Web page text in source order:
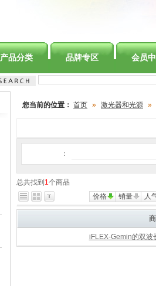
产品分类 品牌专区 会员
您当前的位置： 首页 » 激光器和光源 »
：
总共找到 1个商品
价格
销量 人
iFLEX-Gemin的双波